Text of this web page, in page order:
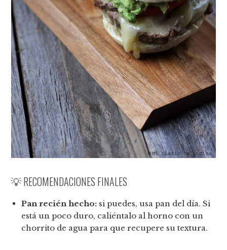
💡 RECOMENDACIONES FINALES
Pan recién hecho: si puedes, usa pan del día. Si
está un poco duro, caliéntalo al horno con un
chorrito de agua para que recupere su textura.